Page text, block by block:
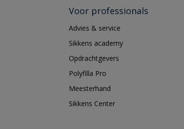
Voor professionals
Advies & service
Sikkens academy
Opdrachtgevers
Polyfilla Pro
Meesterhand
Sikkens Center